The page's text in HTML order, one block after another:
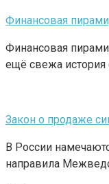
Финансовая
Финансовая
ещё свежа история
Закон о продаже
В России
направила